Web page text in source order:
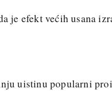
je efekt većih usana
uistinu popularni